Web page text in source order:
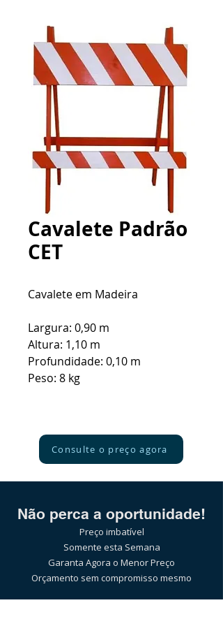
Cavalete Padrão
CET
Cavalete em Madeira
Largura: 0,90 m
Altura: 1,10 m
Profundidade: 0,10 m
Peso: 8 kg
Consulte o preço agora
Não perca a oportunidade!
Preço imbatível
Somente esta Semana
Garanta Agora o Menor Preço
Orçamento sem compromisso mesmo